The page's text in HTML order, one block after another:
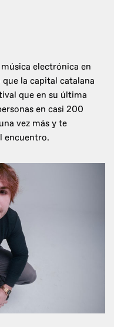
electrónica en
la capital catalana
que en su última
en casi 200
vez más y te
encuentro.